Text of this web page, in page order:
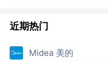
近期热门
Midea 美的